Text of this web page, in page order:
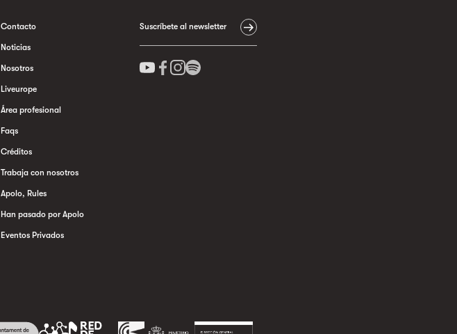
Contacto
Noticias
Nosotros
Liveurope
Área profesional
Faqs
Créditos
Trabaja con nosotros
Apolo, Rules
Han pasado por Apolo
Eventos Privados
Suscríbete al newsletter